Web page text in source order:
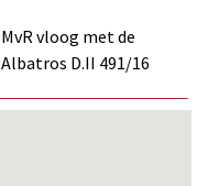
MvR vloog met de
Albatros D.II 491/16